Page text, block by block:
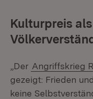
Kulturpreis
„Der Angriffskrieg
gezeigt: Frieden
keine